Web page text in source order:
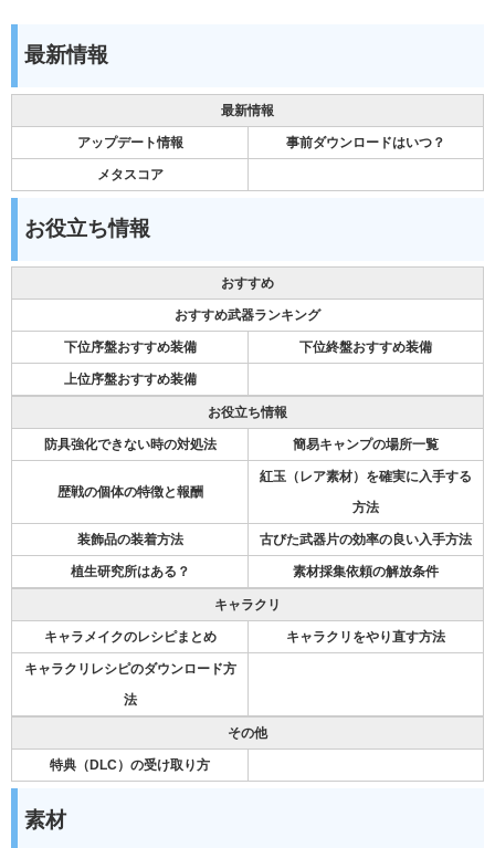
最新情報
最新情報
アップデート情報 事前ダウンロードはいつ？
メタスコア
お役立ち情報
おすすめ
おすすめ武器ランキング
下位序盤おすすめ装備 下位終盤おすすめ装備
上位序盤おすすめ装備
お役立ち情報
防具強化できない時の対処法 簡易キャンプの場所一覧
歴戦の個体の特徴と報酬
紅玉（レア素材）を確実に入手する
方法
装飾品の装着方法 古びた武器片の効率の良い入手方法
植生研究所はある？ 素材採集依頼の解放条件
キャラクリ
キャラメイクのレシピまとめ キャラクリをやり直す方法
キャラクリレシピのダウンロード方
法
その他
特典（DLC）の受け取り方
素材